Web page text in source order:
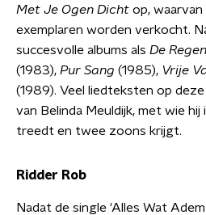
Met Je Ogen Dicht op,
exemplaren worden verkocht.
succesvolle albums als De
(1983), Pur Sang (1985), Vrije
(1989). Veel liedteksten op deze
van Belinda Meuldijk, met wie
treedt en twee zoons krijgt.
Ridder Rob
Nadat de single 'Alles Wat